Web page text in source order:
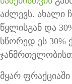
აძლევს. ახალი
წყლისგან და
სწორედ ეს 30%
მყარ